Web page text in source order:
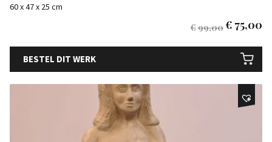
60 x 47 x 25 cm
€99,00€ 75,00
BESTEL DIT WERK